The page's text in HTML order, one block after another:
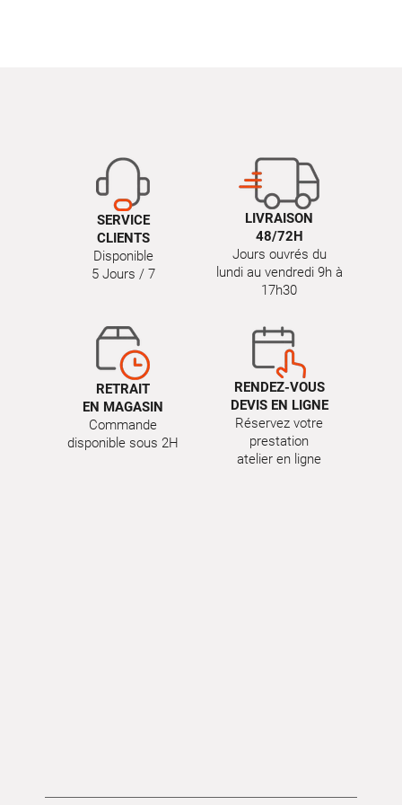
SERVICE
CLIENTS
Disponible
5 Jours / 7
LIVRAISON
48/72H
Jours ouvrés du
lundi au vendredi 9h à
17h30
RETRAIT
EN MAGASIN
Commande
disponible sous 2H
RENDEZ-VOUS
DEVIS EN LIGNE
Réservez votre
prestation
atelier en ligne